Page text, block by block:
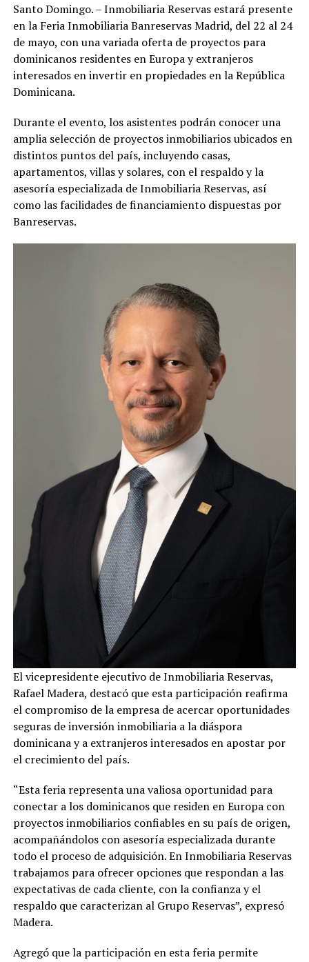
Santo Domingo. – Inmobiliaria Reservas estará presente
en la Feria Inmobiliaria Banreservas Madrid, del 22 al 24
de mayo, con una variada oferta de proyectos para
dominicanos residentes en Europa y extranjeros
interesados en invertir en propiedades en la República
Dominicana.
Durante el evento, los asistentes podrán conocer una
amplia selección de proyectos inmobiliarios ubicados en
distintos puntos del país, incluyendo casas,
apartamentos, villas y solares, con el respaldo y la
asesoría especializada de Inmobiliaria Reservas, así
como las facilidades de financiamiento dispuestas por
Banreservas.
El vicepresidente ejecutivo de Inmobiliaria Reservas,
Rafael Madera, destacó que esta participación reafirma
el compromiso de la empresa de acercar oportunidades
seguras de inversión inmobiliaria a la diáspora
dominicana y a extranjeros interesados en apostar por
el crecimiento del país.
“Esta feria representa una valiosa oportunidad para
conectar a los dominicanos que residen en Europa con
proyectos inmobiliarios confiables en su país de origen,
acompañándolos con asesoría especializada durante
todo el proceso de adquisición. En Inmobiliaria Reservas
trabajamos para ofrecer opciones que respondan a las
expectativas de cada cliente, con la confianza y el
respaldo que caracterizan al Grupo Reservas”, expresó
Madera.
Agregó que la participación en esta feria permite